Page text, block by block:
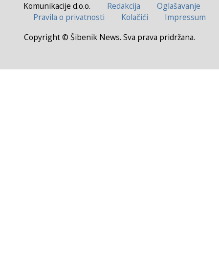
Komunikacije d.o.o. Redakcija
Oglašavanje
Pravila o privatnosti
Kolačići
Impressum
Copyright © Šibenik News. Sva prava pridržana.